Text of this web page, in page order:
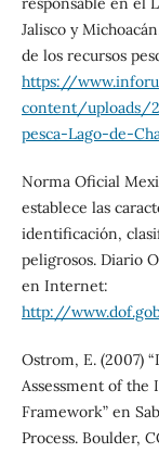
Jalisco y
de los recursos
https://
content/uploads/
pesca-Lago-de-
Norma Oficial
establece las
identificación,
peligrosos. Diario
en Internet:
http://
Ostrom, E. (2007)
Assessment of the
Framework” en
Process. Boulder,